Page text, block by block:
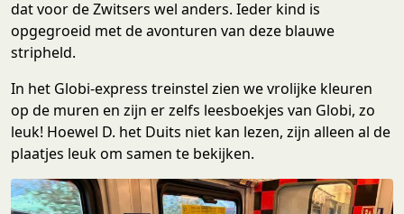
dat voor de Zwitsers wel anders. Ieder kind is
opgegroeid met de avonturen van deze blauwe
stripheld.
In het Globi-express treinstel zien we vrolijke kleuren
op de muren en zijn er zelfs leesboekjes van Globi, zo
leuk! Hoewel D. het Duits niet kan lezen, zijn alleen al de
plaatjes leuk om samen te bekijken.